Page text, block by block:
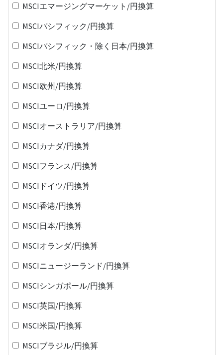
MSCIエマージングマーケット/円換算
MSCIパシフィック/円換算
MSCIパシフィック・除く日本/円換算
MSCI北米/円換算
MSCI欧州/円換算
MSCIユーロ/円換算
MSCIオーストラリア/円換算
MSCIカナダ/円換算
MSCIフランス/円換算
MSCIドイツ/円換算
MSCI香港/円換算
MSCI日本/円換算
MSCIオランダ/円換算
MSCIニュージーランド/円換算
MSCIシンガポール/円換算
MSCI英国/円換算
MSCI米国/円換算
MSCIブラジル/円換算